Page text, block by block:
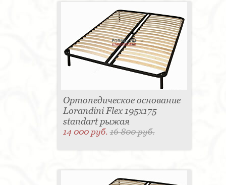
Ортопедическое основание
Lorandini Flex 195x175
standart рыжая
14 000 руб.16 800 руб.